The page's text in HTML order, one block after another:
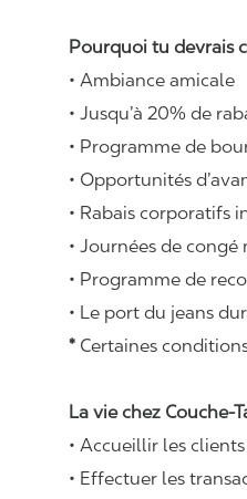
Pourquoi tu devrais
• Ambiance amicale
• Jusqu’à 20% de
• Programme de
• Opportunités
• Rabais corporatifs
• Journées de congé
• Programme de
• Le port du jeans
* Certaines
La vie chez Couche-
• Accueillir les
• Effectuer les